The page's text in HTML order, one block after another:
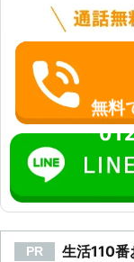
無料
PR 生活110番